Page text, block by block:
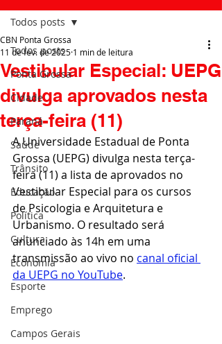
Todos posts
Ponta Grossa
Cidade
Paraná
Saúde
Trânsito
Educação
Política
Cultura
Economia
Esporte
Emprego
Campos Gerais
Todos posts
Vestibular Especial: UEPG
divulga aprovados nesta
terça-feira (11)
CBN Ponta Grossa
11 de fev. de 2025 1 min de leitura
A Universidade Estadual de Ponta
Grossa (UEPG) divulga nesta terça-
feira (11) a lista de aprovados no
Vestibular Especial para os cursos
de Psicologia e Arquitetura e
Urbanismo. O resultado será
anunciado às 14h em uma
transmissão ao vivo no canal oficial
da UEPG no YouTube.